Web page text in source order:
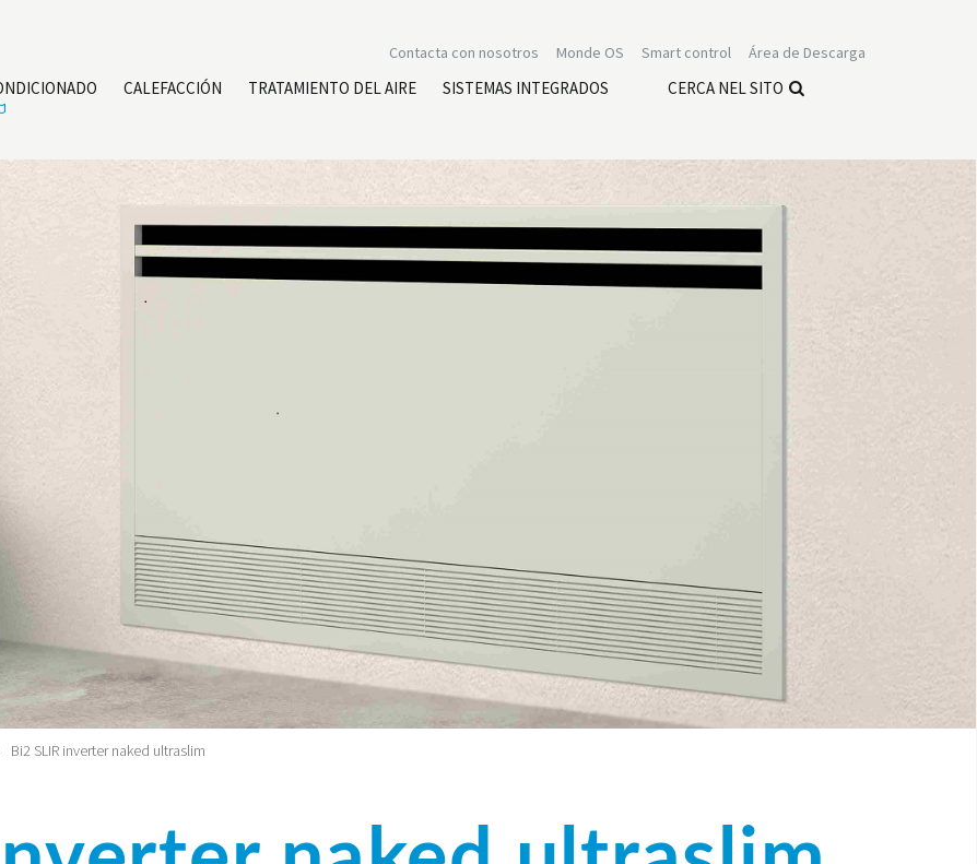
Área de Descarga
Smart control
Monde OS
Contacta con nosotros
CALEFACCIÓN TRATAMIENTO DEL AIRE SISTEMAS INTEGRADOS
CERCA NEL SITO
Bi2 SLIR inverter naked ultraslim